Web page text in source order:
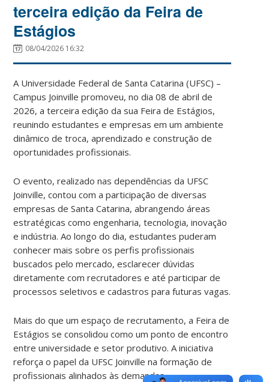
terceira edição da Feira de
Estágios
08/04/2026 16:32
A Universidade Federal de Santa Catarina (UFSC) –
Campus Joinville promoveu, no dia 08 de abril de
2026, a terceira edição da sua Feira de Estágios,
reunindo estudantes e empresas em um ambiente
dinâmico de troca, aprendizado e construção de
oportunidades profissionais.
O evento, realizado nas dependências da UFSC
Joinville, contou com a participação de diversas
empresas de Santa Catarina, abrangendo áreas
estratégicas como engenharia, tecnologia, inovação
e indústria. Ao longo do dia, estudantes puderam
conhecer mais sobre os perfis profissionais
buscados pelo mercado, esclarecer dúvidas
diretamente com recrutadores e até participar de
processos seletivos e cadastros para futuras vagas.
Mais do que um espaço de recrutamento, a Feira de
Estágios se consolidou como um ponto de encontro
entre universidade e setor produtivo. A iniciativa
reforça o papel da UFSC Joinville na formação de
profissionais alinhados às demandas